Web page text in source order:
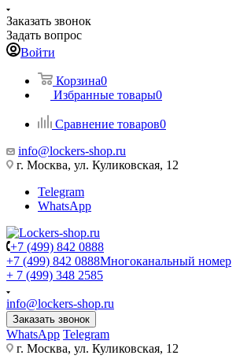
Заказать звонок
Задать вопрос
Войти
Корзина0
Избранные товары0
Сравнение товаров0
info@lockers-shop.ru
г. Москва, ул. Куликовская, 12
Telegram
WhatsApp
+7 (499) 842 0888
+7 (499) 842 0888Многоканальный номер
+ 7 (499) 348 2585
info@lockers-shop.ru
Заказать звонок
WhatsApp Telegram
г. Москва, ул. Куликовская, 12